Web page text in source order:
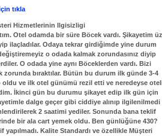
tıkla
Hizmetlerinin Ilgisizligi
Otel odamda bir süre Böcek vardı. Şikayetim
ilaçladılar. Odaya tekrar girdiğimde yine durum
o odada kalmak zorundasınız diyip
O odada yine aynı Böceklerden vardı. Bizi
zorunda bıraktılar. Bütün bu durum ilk günde 3-4
oldu ve ilk otel günümü rezil etti ve neredeyse
İkinci gün bu durumu şikayet edip ilk gün için
dalge geçer gibi ciddiye alınıp ilgilenilmedi
2 saatimi yediler. Sonunda bana teklif
bir ala cart yemek oldu. Ben günlüğüne 430?
Kalite Standardı ve özellikle Müşteri